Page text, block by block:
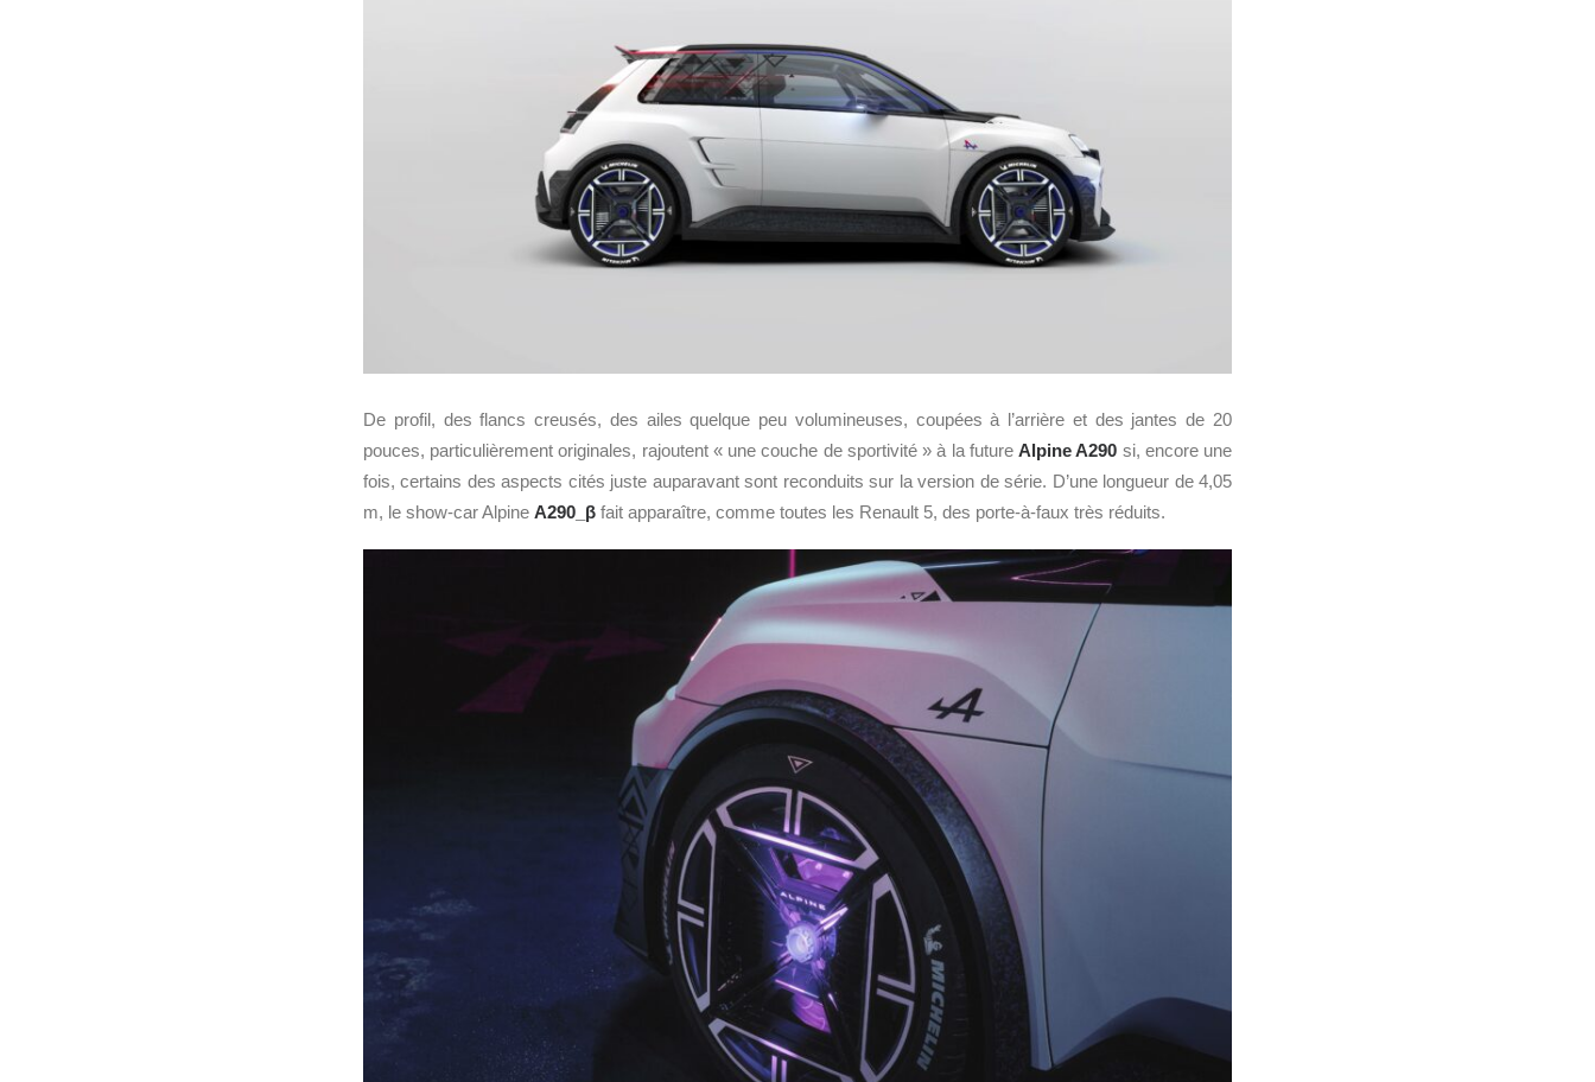
De profil, des flancs creusés, des ailes quelque peu volumineuses, coupées à l’arrière et des jantes de 20
pouces, particulièrement originales, rajoutent « une couche de sportivité » à la futureAlpine A290 si, encore une
fois, certains des aspects cités juste auparavant sont reconduits sur la version de série. D’une longueur de 4,05
m, le show-car Alpine A290_β fait apparaître, comme toutes les Renault 5, des porte-à-faux très réduits.